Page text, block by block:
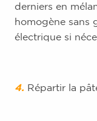
derniers en
homogène sans
électrique si
4. Répartir la